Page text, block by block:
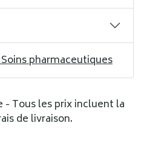
pharmaceutiques
Tous les prix incluent la
de livraison.